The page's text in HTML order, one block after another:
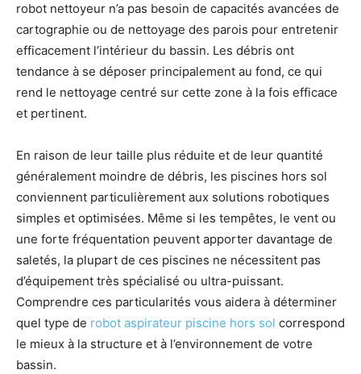
robot nettoyeur n’a pas besoin de capacités avancées de
cartographie ou de nettoyage des parois pour entretenir
efficacement l’intérieur du bassin. Les débris ont
tendance à se déposer principalement au fond, ce qui
rend le nettoyage centré sur cette zone à la fois efficace
et pertinent.
En raison de leur taille plus réduite et de leur quantité
généralement moindre de débris, les piscines hors sol
conviennent particulièrement aux solutions robotiques
simples et optimisées. Même si les tempêtes, le vent ou
une forte fréquentation peuvent apporter davantage de
saletés, la plupart de ces piscines ne nécessitent pas
d’équipement très spécialisé ou ultra-puissant.
Comprendre ces particularités vous aidera à déterminer
quel type de robot aspirateur piscine hors sol correspond
le mieux à la structure et à l’environnement de votre
bassin.